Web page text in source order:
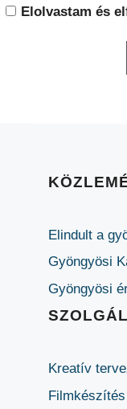
Elolvastam és
Elindult a
Gyöngyösi
Gyöngyösi
Kreatív
Filmkészítés